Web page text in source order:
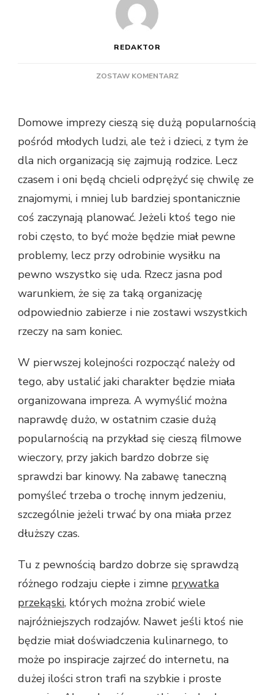
REDAKTOR
ZOSTAW KOMENTARZDO
PAMIĘTAĆ
PRZY
PRZYJĘCIA
DOMOWEGO
Domowe imprezy cieszą się dużą popularnością
pośród młodych ludzi, ale też i dzieci, z tym że
dla nich organizacją się zajmują rodzice. Lecz
czasem i oni będą chcieli odprężyć się chwilę ze
znajomymi, i mniej lub bardziej spontanicznie
coś zaczynają planować. Jeżeli ktoś tego nie
robi często, to być może będzie miał pewne
problemy, lecz przy odrobinie wysiłku na
pewno wszystko się uda. Rzecz jasna pod
warunkiem, że się za taką organizację
odpowiednio zabierze i nie zostawi wszystkich
rzeczy na sam koniec.
W pierwszej kolejności rozpocząć należy od
tego, aby ustalić jaki charakter będzie miała
organizowana impreza. A wymyślić można
naprawdę dużo, w ostatnim czasie dużą
popularnością na przykład się cieszą filmowe
wieczory, przy jakich bardzo dobrze się
sprawdzi bar kinowy. Na zabawę taneczną
pomyśleć trzeba o trochę innym jedzeniu,
szczególnie jeżeli trwać by ona miała przez
dłuższy czas.
Tu z pewnością bardzo dobrze się sprawdzą
różnego rodzaju ciepłe i zimne prywatka
przekąski, których można zrobić wiele
najróżniejszych rodzajów. Nawet jeśli ktoś nie
będzie miał doświadczenia kulinarnego, to
może po inspiracje zajrzeć do internetu, na
dużej ilości stron trafi na szybkie i proste